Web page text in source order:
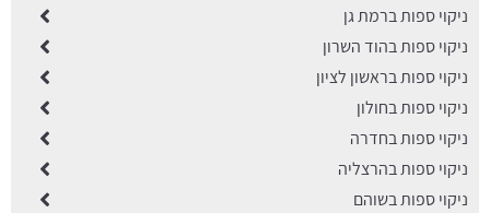
ניקוי ספות ברמת גן
ניקוי ספות בהוד השרון
ניקוי ספות בראשון לציון
ניקוי ספות בחולון
ניקוי ספות בחדרה
ניקוי ספות בהרצליה
ניקוי ספות בשוהם